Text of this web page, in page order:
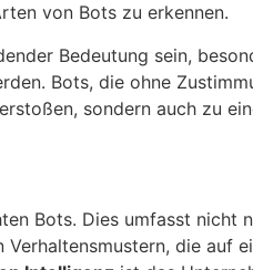
von Bots zu erkennen.
Bedeutung sein,
Bots, die ohne
sondern auch zu
Bots. Dies umfasst nicht
die auf